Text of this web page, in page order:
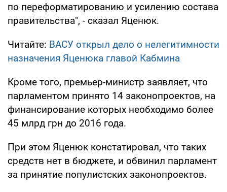
по переформатированию и усилению состава
правительства", - сказал Яценюк.
Читайте: ВАСУ открыл дело о нелегитимности
назначения Яценюка главой Кабмина
Кроме того, премьер-министр заявляет, что
парламентом принято 14 законопроектов, на
финансирование которых необходимо более
45 млрд грн до 2016 года.
При этом Яценюк констатировал, что таких
средств нет в бюджете, и обвинил парламент
за принятие популистских законопроектов.